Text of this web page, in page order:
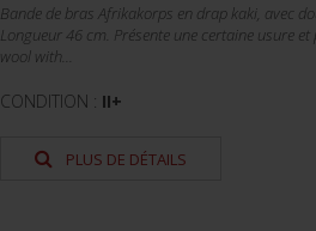
Bande de bras Afrikakorps en drap kaki, avec
Longueur 46 cm. Présente une certaine usure
wool with...
CONDITION : II+
PLUS DE DÉTAILS